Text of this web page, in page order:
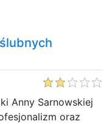
Anny Sarnowskiej
oraz